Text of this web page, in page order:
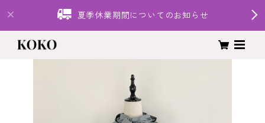
夏季休業期間についてのお知らせ